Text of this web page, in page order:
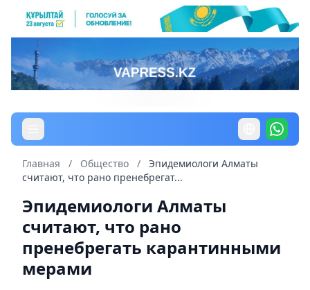
Главная / Общество /
Эпидемиологи Алматы
считают, что рано пренебрегат...
Эпидемиологи Алматы
считают, что рано
пренебрегать карантинными
мерами